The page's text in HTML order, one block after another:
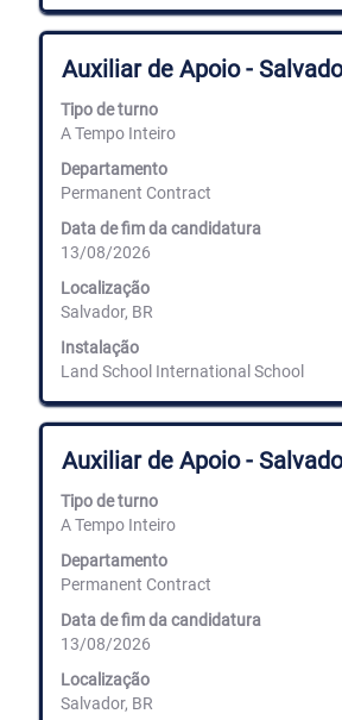
Título
Auxiliar de Apoio -
Tipo de turno
A Tempo Inteiro
Departamento
Permanent Contract
Data de fim da candidatura
13/08/2026
Localização
Salvador, BR
Instalação
Land School International School
Selecione
com
a
barra
espaços
para
os
conteúdos
completos
da
informação
de
emprego.
Título
Auxiliar de Apoio -
Tipo de turno
A Tempo Inteiro
Departamento
Permanent Contract
Data de fim da candidatura
13/08/2026
Localização
Salvador, BR
Selecione
com
a
barra
espaços
para
os
conteúdos
completos
da
informação